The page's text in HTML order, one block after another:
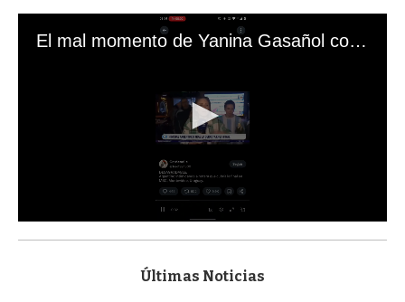
El mal momento de Yanina Gasañol con un hincha argentino en "Subrayado"
s
Últimas Noticias